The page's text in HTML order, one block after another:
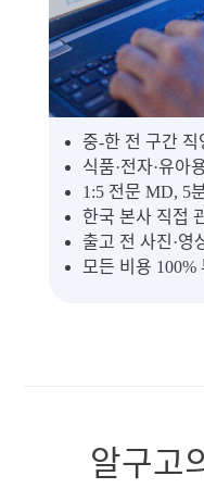
중-한 전 구간
식품·전자·유아
1:5 전문 MD, 5
한국 본사 직접
출고 전 사진·영
모든 비용 100%
알구고